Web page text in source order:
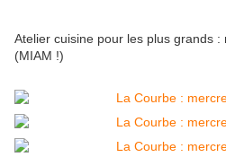
Atelier cuisine pour les plus grands :
(MIAM !)